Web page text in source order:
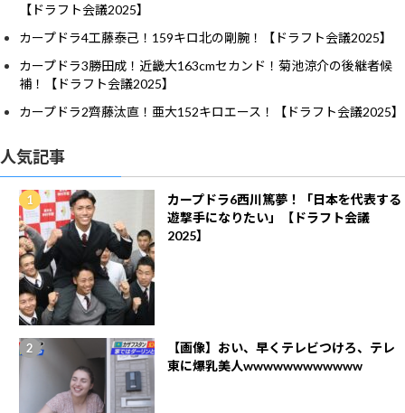
【ドラフト会議2025】
カープドラ4工藤泰己！159キロ北の剛腕！【ドラフト会議2025】
カープドラ3勝田成！近畿大163cmセカンド！菊池涼介の後継者候
補！【ドラフト会議2025】
カープドラ2齊藤汰直！亜大152キロエース！【ドラフト会議2025】
人気記事
カープドラ6西川篤夢！「日本を代表する
遊撃手になりたい」【ドラフト会議
2025】
【画像】おい、早くテレビつけろ、テレ
東に爆乳美人wwwwwwwwwwww